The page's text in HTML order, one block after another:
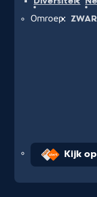
Omroep:
Kijk